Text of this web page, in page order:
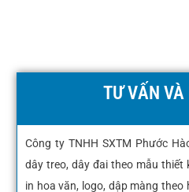
TƯ VẤN VÀ
Công ty TNHH SXTM Phước
dây treo, dây đai theo mẫu thiết
in hoa văn, logo, dập màng theo